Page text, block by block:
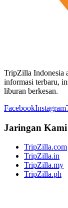
TripZilla Indonesia
informasi terbaru,
liburan berkesan.
FacebookInstagram
Jaringan Kami
TripZilla.com
TripZilla.in
TripZilla.my
TripZilla.ph